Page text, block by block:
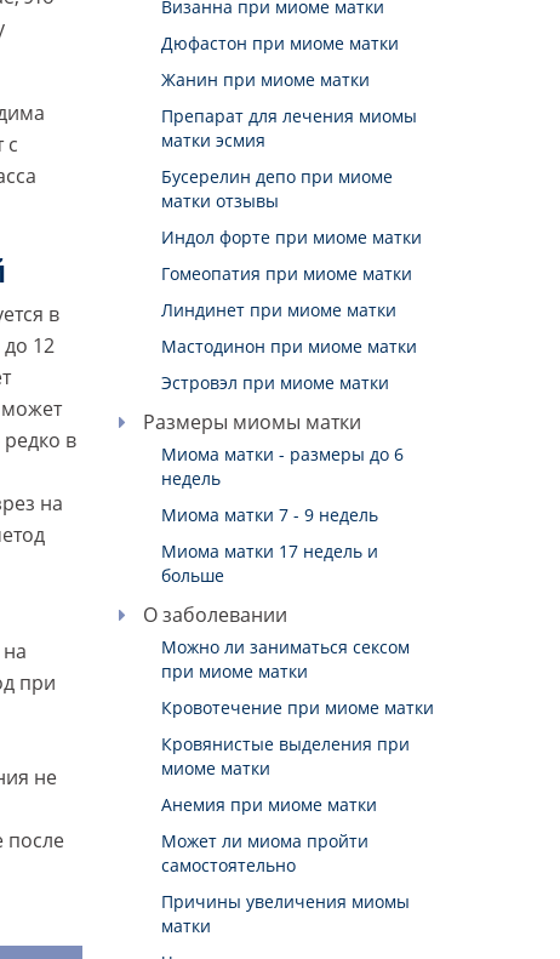
с
в
12
в
на
при
не
после
Визанна при миоме матки
Дюфастон при миоме матки
Жанин при миоме матки
Препарат для лечения миомы
матки эсмия
Бусерелин депо при миоме
матки отзывы
Индол форте при миоме матки
Гомеопатия при миоме матки
Линдинет при миоме матки
Мастодинон при миоме матки
Эстровэл при миоме матки
Размеры миомы матки
Миома матки - размеры до 6
недель
Миома матки 7 - 9 недель
Миома матки 17 недель и
больше
О заболевании
Можно ли заниматься сексом
при миоме матки
Кровотечение при миоме матки
Кровянистые выделения при
миоме матки
Анемия при миоме матки
Может ли миома пройти
самостоятельно
Причины увеличения миомы
матки